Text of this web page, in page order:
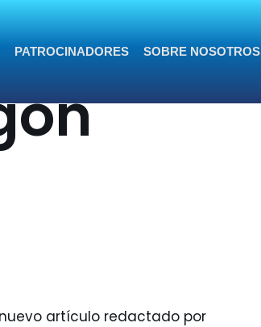
PATROCINADORES SOBRE NOSOTROS
artículo redactado por